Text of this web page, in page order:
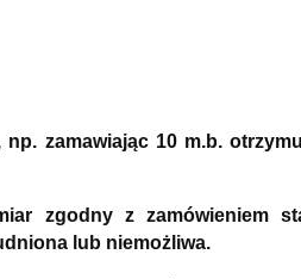
zamawiając 10 m.b.
zgodny z zamówieniem
lub niemożliwa.